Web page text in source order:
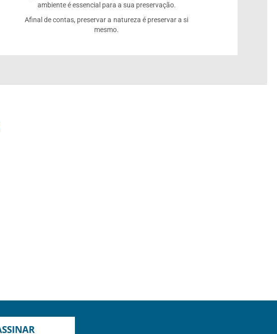
ambiente é essencial para a sua preservação.
Afinal de contas, preservar a natureza é preservar a si
mesmo.